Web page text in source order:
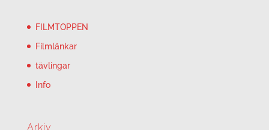
FILMTOPPEN
Filmlänkar
tävlingar
Info
Arkiv